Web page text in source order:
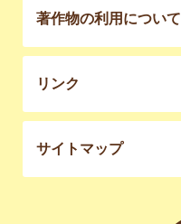
著作物の利用について
リンク
サイトマップ